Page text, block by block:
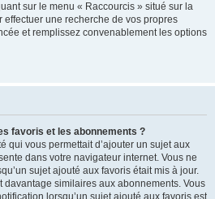
sur le menu « Raccourcis » situé sur la
une recherche de vos propres
et remplissez convenablement les options
favoris et les abonnements ?
qui vous permettait d’ajouter un sujet aux
dans votre navigateur internet. Vous ne
sujet ajouté aux favoris était mis à jour.
davantage similaires aux abonnements. Vous
lorsqu’un sujet ajouté aux favoris est